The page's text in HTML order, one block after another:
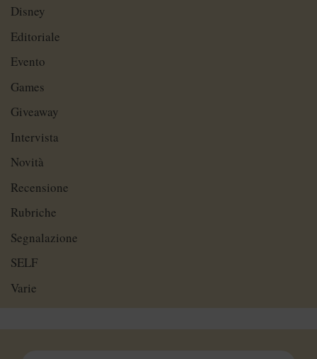
Disney
Editoriale
Evento
Games
Giveaway
Intervista
Novità
Recensione
Rubriche
Segnalazione
SELF
Varie